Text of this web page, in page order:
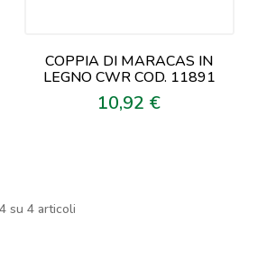
COPPIA DI MARACAS IN
LEGNO CWR COD. 11891
Prezzo
10,92 €
su 4 articoli